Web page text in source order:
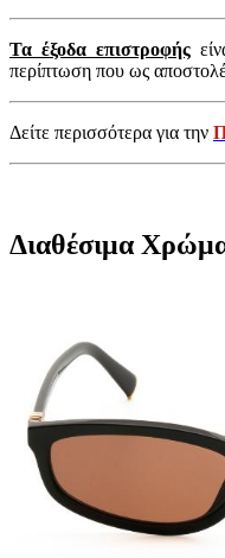
Τα έξοδα επιστροφής
περίπτωση που ως
Δείτε περισσότερα για την
Διαθέσιμα